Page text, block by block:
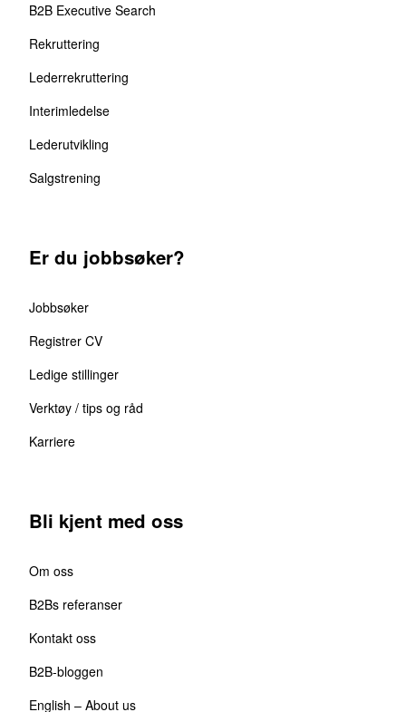
B2B Executive Search
Rekruttering
Lederrekruttering
Interimledelse
Lederutvikling
Salgstrening
Er du jobbsøker?
Jobbsøker
Registrer CV
Ledige stillinger
Verktøy / tips og råd
Karriere
Bli kjent med oss
Om oss
B2Bs referanser
Kontakt oss
B2B-bloggen
English – About us